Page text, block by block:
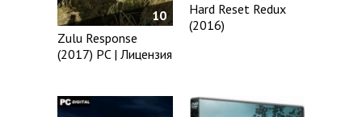
10
Zulu Response
(2017) PC | Лицензия
Hard Reset Redux
(2016)